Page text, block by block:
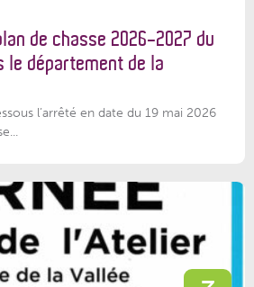
de chasse 2026-2027 du
le département de la
l’arrêté en date du 19 mai 2026